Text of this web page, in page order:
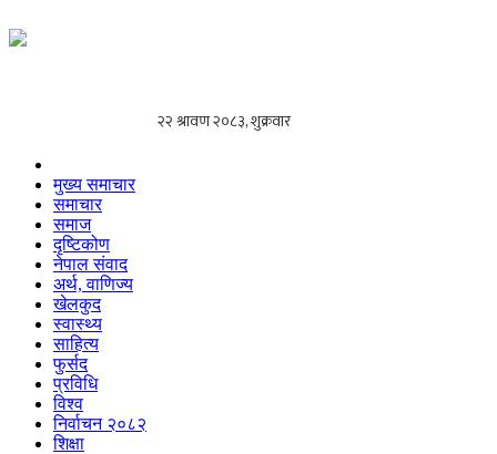
मुख्य समाचार
समाचार
समाज
दृष्टिकोण
नेपाल संवाद
अर्थ, वाणिज्य
खेलकुद
स्वास्थ्य
साहित्य
फुर्सद
प्रविधि
विश्व
निर्वाचन २०८२
शिक्षा